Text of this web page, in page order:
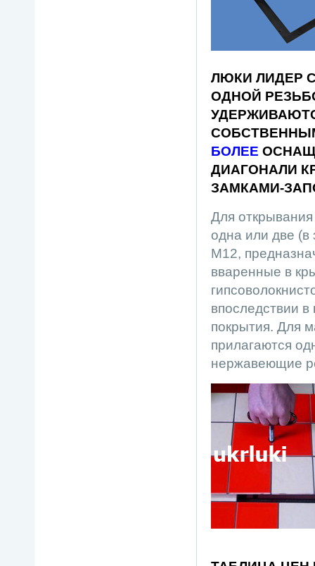
ЛЮКИ ЛИДЕР
ОДНОЙ
БОЛЕЕ
ДИАГОНАЛИ
ЗАМКАМИ-
Для
одна или две (в
М12,
вваренные в
впоследствии
покрытия. Для
прилагаются
нержавеющие